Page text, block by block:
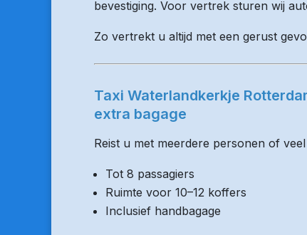
bevestiging. Voor vertrek sturen wij
Zo vertrekt u altijd met een gerust
Taxi Waterlandkerkje
extra bagage
Reist u met meerdere personen of
Tot 8 passagiers
Ruimte voor 10–12 koffers
Inclusief handbagage